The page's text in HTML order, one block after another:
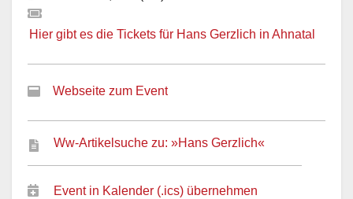
Hier gibt es die Tickets für Hans Gerzlich in Ahnatal
Webseite zum Event
Ww-Artikelsuche zu: »Hans Gerzlich«
Event in Kalender (.ics) übernehmen